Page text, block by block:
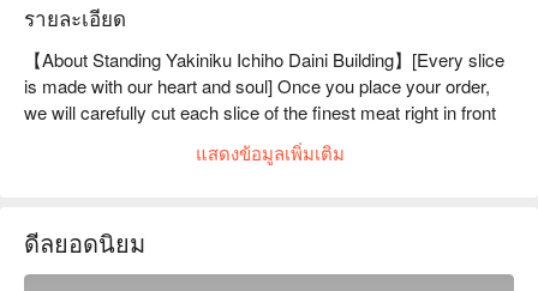
รายละเอียด
【About Standing Yakiniku Ichiho Daini Building】[Every slice
is made with our heart and soul] Once you place your order,
we will carefully cut each slice of the finest meat right in front
of you.We select only the best meat that arrives that day, and
change the special meat on the wooden menu! Therefore, you
your order, so you can enjoy the deliciousness of each piece!
You can also order just one piece, so even if you are alone or
แสดงข้อมูลเพิ่มเติม
ดีลยอดนิยม